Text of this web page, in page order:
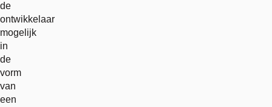
de
ontwikkelaar
mogelijk
in
de
vorm
van
een